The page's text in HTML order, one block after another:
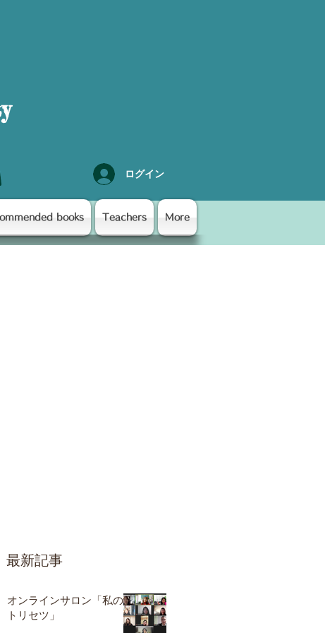
ログイン
books Teachers More
最新記事
オンラインサロン「私の
トリセツ」